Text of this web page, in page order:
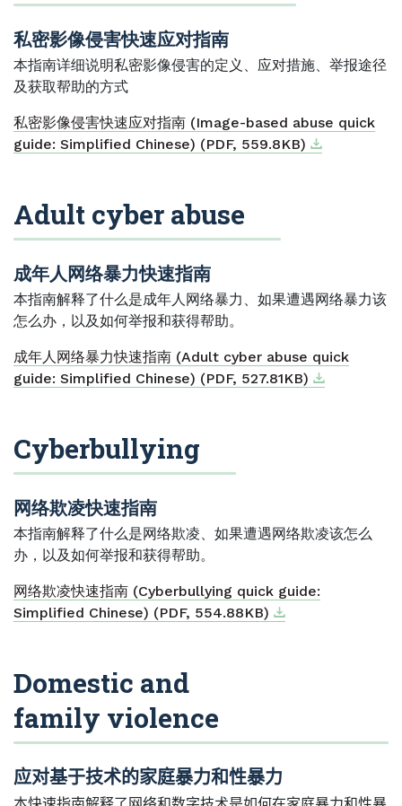
私密影像侵害快速应对指南
本指南详细说明私密影像侵害的定义、应对措施、举报途径
及获取帮助的方式
私密影像侵害快速应对指南 (Image-based abuse quick
guide: Simplified Chinese) (PDF, 559.8KB) Download
External link
Adult cyber abuse
成年人网络暴力快速指南
本指南解释了什么是成年人网络暴力、如果遭遇网络暴力该
怎么办，以及如何举报和获得帮助。
成年人网络暴力快速指南 (Adult cyber abuse quick
guide: Simplified Chinese) (PDF, 527.81KB) Download
External link
Cyberbullying
网络欺凌快速指南
本指南解释了什么是网络欺凌、如果遭遇网络欺凌该怎么
办，以及如何举报和获得帮助。
网络欺凌快速指南 (Cyberbullying quick guide:
Simplified Chinese) (PDF, 554.88KB) Download
External link
Domestic and
family violence
应对基于技术的家庭暴力和性暴力